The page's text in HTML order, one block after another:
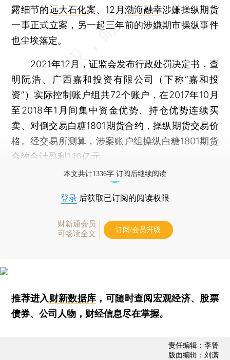
露细节的远大石化案、12月渤海融幸涉嫌操纵期货
一事正式立案，另一起三年前的涉嫌期市操纵事件
也尘埃落定。
2021年12月，证监会发布行政处罚决定书，查
明阮浩、
广西嘉和投资有限公司
（下称“嘉和投
资”）实际控制账户组共72个账户，在2017年10月
至2018年1月间集中资金优势、持仓优势连续买
卖、对倒交易白糖1801期货合约，操纵期货交易价
格。经交易所测算，涉案账户组操纵白糖1801期货
合约合计盈利1.16亿元。
本文共计1336字 订阅后继续阅读
登录 后获取已订阅的阅读权限
财新通会员
可畅读全文
订阅/会员升级
推荐进入财新数据库 ，可随时查阅宏观经济、股票
债券、公司人物，财经信息尽在掌握。
责任编辑：李箐
版面编辑：刘潇